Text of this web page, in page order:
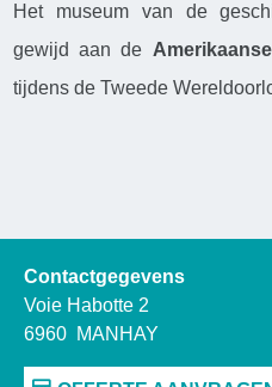
Het museum van de
gewijd aan de
tijdens de Tweede
Contactgegevens
Voie Habotte 2
6960 MANHAY